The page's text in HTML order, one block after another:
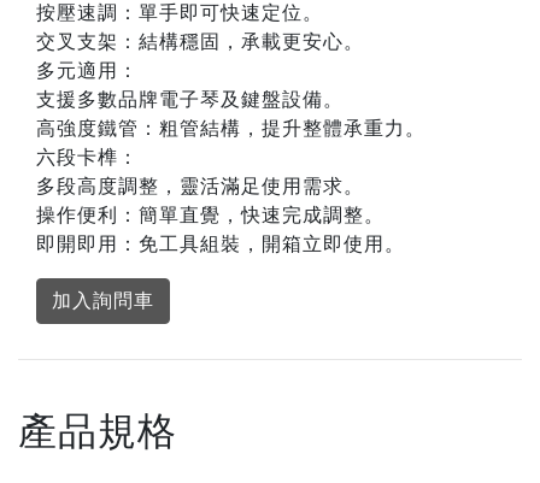
按壓速調：單手即可快速定位。
交叉支架：結構穩固，承載更安心。
多元適用：
支援多數品牌電子琴及鍵盤設備。
高強度鐵管：粗管結構，提升整體承重力。
六段卡榫：
多段高度調整，靈活滿足使用需求。
操作便利：簡單直覺，快速完成調整。
即開即用：免工具組裝，開箱立即使用。
加入詢問車
產品規格